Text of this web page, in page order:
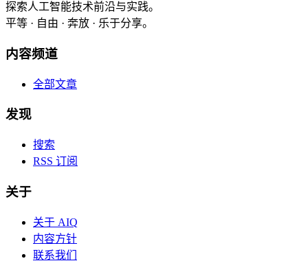
探索人工智能技术前沿与实践。
平等 · 自由 · 奔放 · 乐于分享。
内容频道
全部文章
发现
搜索
RSS 订阅
关于
关于 AIQ
内容方针
联系我们